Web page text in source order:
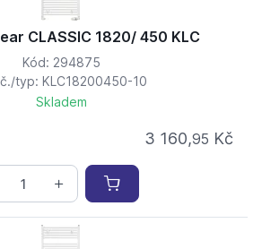
CLASSIC 1820/ 450 KLC
Kód: 294875
typ: KLC18200450-10
Skladem
3 160,95 Kč